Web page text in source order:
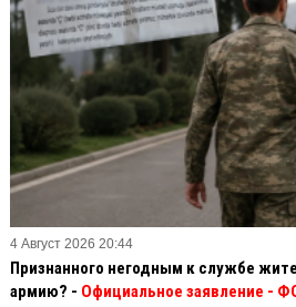
4 Август 2026 20:44
Признанного негодным к службе
армию? - Официальное заявление -